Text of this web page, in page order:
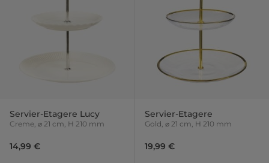
Servier-Etagere Lucy
Creme, ⌀ 21 cm, H 210 mm
14,99 €
Servier-Etagere
Gold, ⌀ 21 cm, H 210 mm
19,99 €